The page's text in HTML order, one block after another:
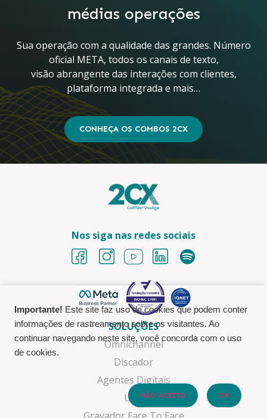
médias operações
Sua operação com a qualidade das grandes. Número
oficial META, todos os canais de texto,
visão abrangente das interações com clientes,
plataforma integrada e mais…
CONHEÇA OS COMBOS 2CX
Nos siga nas redes sociais
SOLUÇÕES
Omnichannel
Discador
Agentes Digitais
URA
Importante! Este site faz uso de cookies que podem conter
informações de rastreamento sobre os visitantes. Ao
continuar navegando neste site, você concorda com o uso
de cookies.
NÃO ACEITO OK